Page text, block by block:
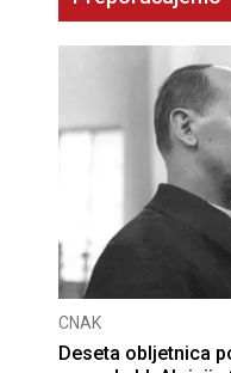
CNAK
Deseta obljetnica